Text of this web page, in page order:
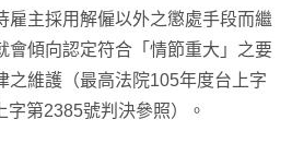
雇主採用解僱以外之懲處手段而繼
會傾向認定符合「情節重大」之要
之維護（最高法院105年度台上字
第2385號判決參照）。